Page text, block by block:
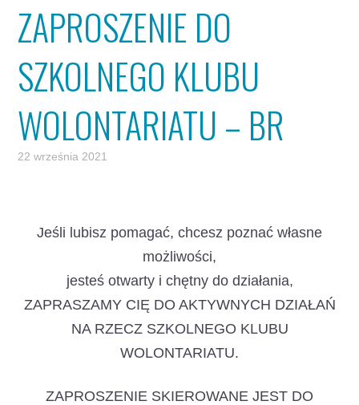
ZAPROSZENIE DO
SZKOLNEGO KLUBU
WOLONTARIATU – BR
22 września 2021
Jeśli lubisz pomagać, chcesz poznać własne
możliwości,
jesteś otwarty i chętny do działania,
ZAPRASZAMY CIĘ DO AKTYWNYCH DZIAŁAŃ
NA RZECZ SZKOLNEGO KLUBU
WOLONTARIATU.
ZAPROSZENIE SKIEROWANE JEST DO